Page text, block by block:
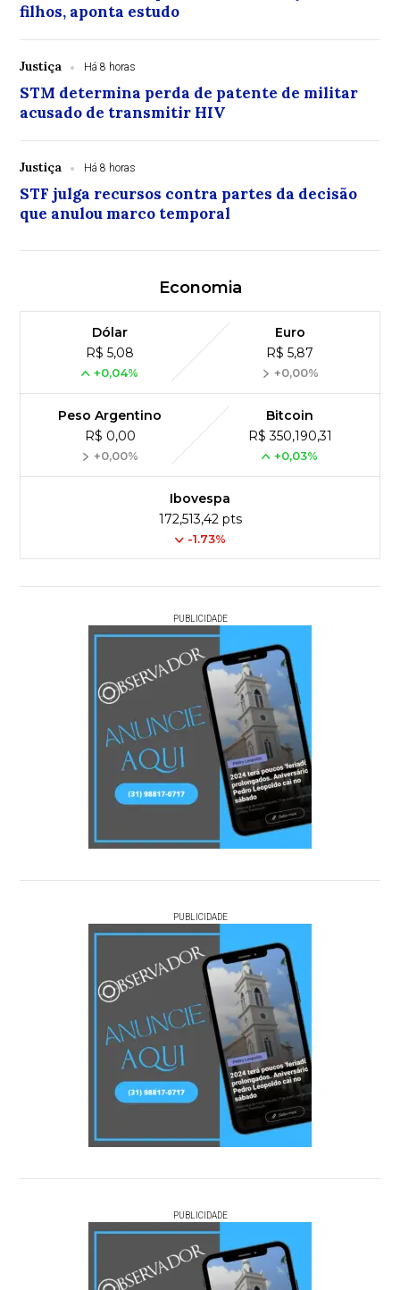
filhos, aponta estudo
Justiça Há 8 horas
STM determina perda de patente de militar
acusado de transmitir HIV
Justiça Há 8 horas
STF julga recursos contra partes da decisão
que anulou marco temporal
Economia
Dólar
R$ 5,08
+0,04%
Euro
R$ 5,87
+0,00%
Peso Argentino
R$ 0,00
+0,00%
Bitcoin
R$ 350,190,31
+0,03%
Ibovespa
172,513,42 pts
-1.73%
PUBLICIDADE
PUBLICIDADE
PUBLICIDADE